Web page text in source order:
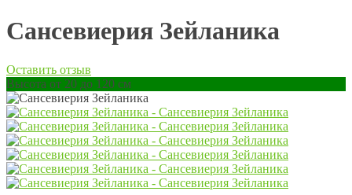
Сансевиерия Зейланика
Оставить отзыв
Высота от 20 до 120 см